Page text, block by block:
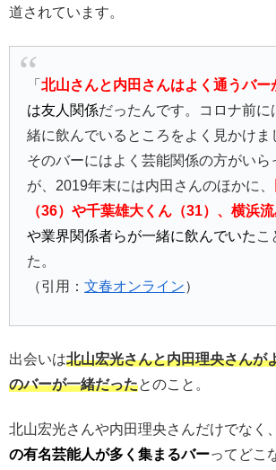
道されています。
「北山さんと内田さんはよく通うバー
は友人関係だったんです。コロナ前に
緒に飲んでいるところをよく見かけま
そのバーにはよく芸能関係の方がいら
が、2019年末には内田さんのほかに、
（36）や千葉雄大くん（31）、横浜流
や業界関係者らが一緒に飲んでいた こ
た。
（引用：文春オンライン）
出会いは北山宏光さんと内田理央さんが
のバーが一緒だったとのこと。
北山宏光さんや内田理央さんだけでなく、
の有名芸能人が多く集まるバーってどこ